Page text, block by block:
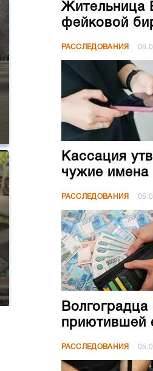
Жительница
фейковой
РАССЛЕДОВАНИЯ
Кассация
чужие имена
РАССЛЕДОВАНИЯ
приютившей
РАССЛЕДОВАНИЯ